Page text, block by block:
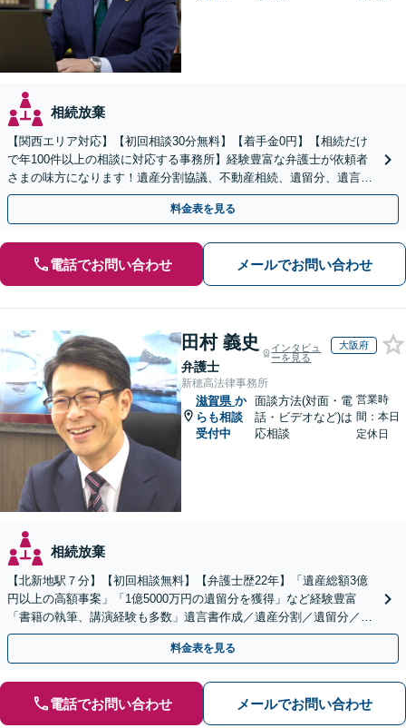
相続放棄
【関西エリア対応】【初回相談30分無料】【着手金0円】【相続だけ
で年100件以上の相談に対応する事務所】経験豊富な弁護士が依頼者
さまの味方になります！遺産分割協議、不動産相続、遺留分、遺言書
の作成など【烏丸御池駅7分】
料金表を見る
電話でお問い合わせ メールでお問い合わせ
田村 義史
弁護士
インタビュ
ーを見る
大阪府
新穂高法律事務所
滋賀県 か
らも相談
受付中
面談方法(対面・電
話・ビデオなど)は
応相談
営業時
間：本日
定休日
相続放棄
【北新地駅７分】【初回相談無料】【弁護士歴22年】「遺産総額3億
円以上の高額事案」「1億5000万円の遺留分を獲得」など経験豊富
「書籍の執筆、講演経験も多数」遺言書作成／遺産分割／遺留分／相
続放棄など【休日・夜間面談可】【完全個室対応】
料金表を見る
電話でお問い合わせ メールでお問い合わせ